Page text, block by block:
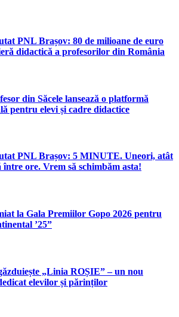
PNL Brașov: 80 de milioane de euro
didactică a profesorilor din România
din Săcele lansează o platformă
pentru elevi și cadre didactice
PNL Brașov: 5 MINUTE. Uneori, atât
ore. Vrem să schimbăm asta!
la Gala Premiilor Gopo 2026 pentru
’25”
„Linia ROȘIE” – un nou
elevilor și părinților